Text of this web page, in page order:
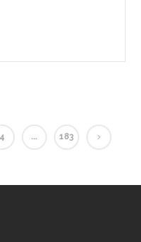
4 ... 183